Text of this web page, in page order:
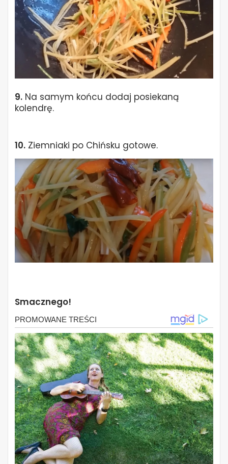
9. Na samym końcu dodaj posiekaną
kolendrę.
10. Ziemniaki po Chińsku gotowe.
Smacznego!